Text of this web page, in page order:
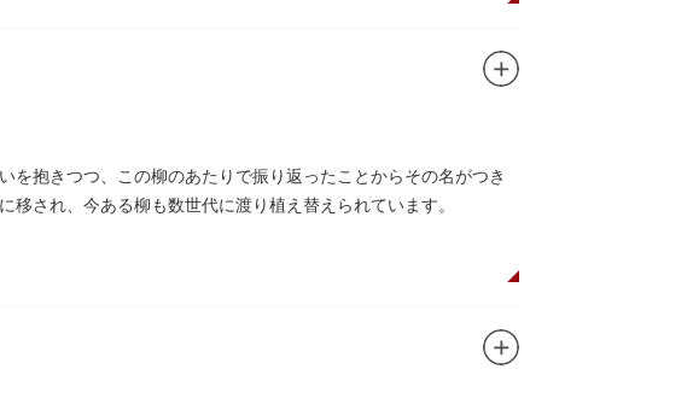
を抱きつつ、この柳のあたりで振り返ったことからその名がつき
され、今ある柳も数世代に渡り植え替えられています。